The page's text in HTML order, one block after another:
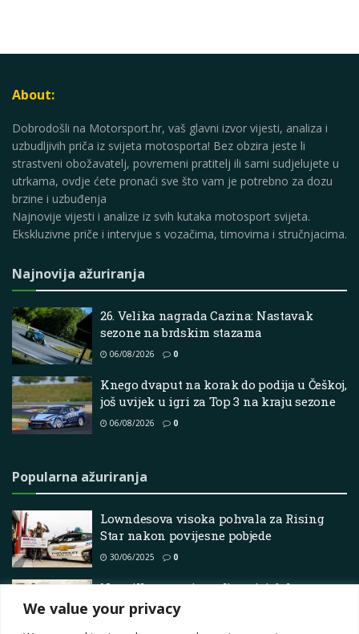
We value your privacy
About:
Dobrodošli na Motorsport.hr, vaš glavni izvor vijesti, analiza i
uzbudljivih priča iz svijeta motosporta! Bez obzira jeste li
strastveni obožavatelj, povremeni pratitelj ili sami sudjelujete u
utrkama, ovdje ćete pronaći sve što vam je potrebno za dozu
brzine i uzbuđenja
Najnovije vijesti i analize iz svih kutaka motosport svijeta.
Ekskluzivne priče i intervjue s vozačima, timovima i stručnjacima.
Najnovija ažuriranja
26. Velika nagrada Cazina: Nastavak
sezone na brdskim stazama
06/08/2026 0
Knego dvaput na korak do podija u Češkoj,
još uvijek u igri za Top 3 na kraju sezone
06/08/2026 0
Popularna ažuriranja
Lowndesova visoka pohvala za Rising
Star nakon povijesne pobjede
30/06/2025 0
Neuville se penje na ljestvici dok
Fourmaux napušta Safari Rally Kenije